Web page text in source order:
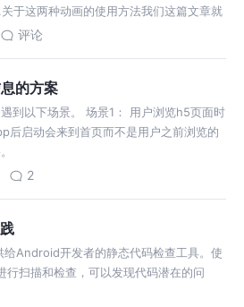
于这两种动画的使用方法我们这篇文章就
章了解更多。我们这篇文章只涉及属
评论
的方案
到以下场景。 场景1： 用户浏览h5页面时
后启动会来到首页而不是用户之前浏览的
2
Android开发者的静态代码检查工具。使
扫描和检查，可以发现代码潜在的问